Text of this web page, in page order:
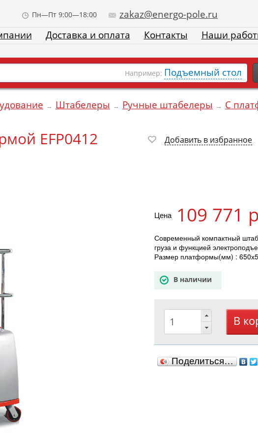
Пн—Пт 9:00—18:00
zakaz@energo-pole.ru
Доставка и оплата Контакты Наши
Например: Подъемный стол
→ Штабелеры → Ручные штабелеры → С
EFP0412 Добавить в избранное
Цена 109 771
Современный компактный
груза и функцией
Размер платформы(мм) :
В наличии
Поделиться…